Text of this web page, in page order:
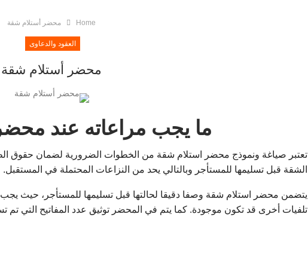
Home محضر أستلام شقة
العقود والدعاوى
محضر أستلام شقة
ما يجب مراعاته عند
تعتبر صياغة ونموذج محضر استلام شقة من الخطوات الضرورية لضمان حقوق
الشقة قبل تسليمها للمستأجر وبالتالي يحد من النزاعات المحتملة في المستقبل.
يتضمن محضر استلام شقة وصفا دقيقا لحالتها قبل تسليمها للمستأجر، حيث يجب
تلفيات أخرى قد تكون موجودة. كما يتم في المحضر توثيق عدد المفاتيح التي تم